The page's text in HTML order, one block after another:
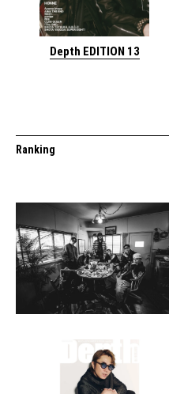
Depth EDITION 13
Ranking